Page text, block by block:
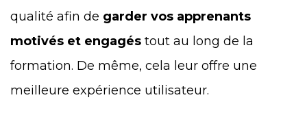
qualité afin de garder vos apprenants
motivés et engagés tout au long de la
formation. De même, cela leur offre une
meilleure expérience utilisateur.